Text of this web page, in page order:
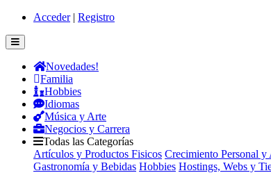
Acceder| Registro
Novedades!
Familia
Hobbies
Idiomas
Música y Arte
Negocios y Carrera
Todas las Categorías
Artículos y Productos Fisicos Crecimiento Personal y
Gastronomía y Bebidas Hobbies Hostings, Webs y